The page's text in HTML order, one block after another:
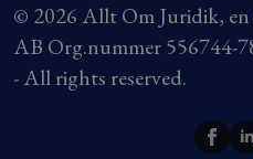
© 2026 Allt Om Juridik,
AB Org.nummer 556744-
- All rights reserved.